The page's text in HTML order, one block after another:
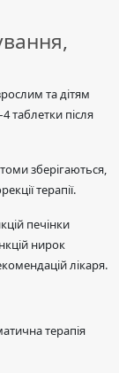
та дітям
таблетки після
зберігаються,
терапії.
печінки
нирок
лікаря.
терапія